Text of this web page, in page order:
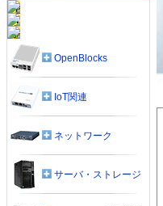
OpenBlocks
IoT関連
ネットワーク
サーバ・ストレージ